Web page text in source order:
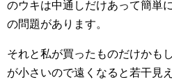
のウキは中通しだけあって簡単
の問題があります。
それと私が買ったものだけかも
が小さいので遠くなると若干見